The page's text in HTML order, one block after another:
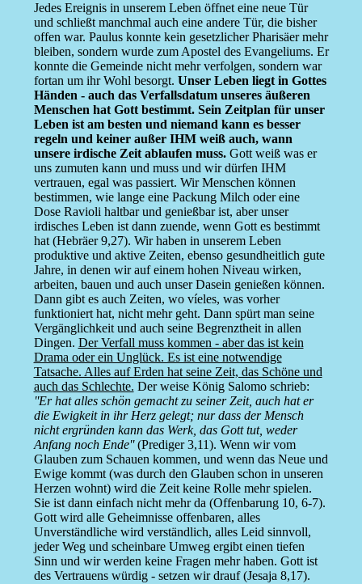
Jedes Ereignis in unserem Leben öffnet eine neue Tür
und schließt manchmal auch eine andere Tür, die bisher
offen war. Paulus konnte kein gesetzlicher Pharisäer mehr
bleiben, sondern wurde zum Apostel des Evangeliums. Er
konnte die Gemeinde nicht mehr verfolgen, sondern war
fortan um ihr Wohl besorgt. Unser Leben liegt in Gottes
Händen - auch das Verfallsdatum unseres äußeren
Menschen hat Gott bestimmt. Sein Zeitplan für unser
Leben ist am besten und niemand kann es besser
regeln und keiner außer IHM weiß auch, wann
unsere irdische Zeit ablaufen muss.Gott weiß was er
uns zumuten kann und muss und wir dürfen IHM
vertrauen, egal was passiert. Wir Menschen können
bestimmen, wie lange eine Packung Milch oder eine
Dose Ravioli haltbar und genießbar ist, aber unser
irdisches Leben ist dann zuende, wenn Gott es bestimmt
hat (Hebräer 9,27). Wir haben in unserem Leben
produktive und aktive Zeiten, ebenso gesundheitlich gute
Jahre, in denen wir auf einem hohen Niveau wirken,
arbeiten, bauen und auch unser Dasein genießen können.
Dann gibt es auch Zeiten, wo víeles, was vorher
funktioniert hat, nicht mehr geht. Dann spürt man seine
Vergänglichkeit und auch seine Begrenztheit in allen
Dingen. Der Verfall muss kommen - aber das ist kein
Drama oder ein Unglück. Es ist eine notwendige
Tatsache. Alles auf Erden hat seine Zeit, das Schöne und
auch das Schlechte. Der weise König Salomo schrieb:
''Er hat alles schön gemacht zu seiner Zeit, auch hat er
die Ewigkeit in ihr Herz gelegt; nur dass der Mensch
nicht ergründen kann das Werk, das Gott tut, weder
Anfang noch Ende''(Prediger 3,11). Wenn wir vom
Glauben zum Schauen kommen, und wenn das Neue und
Ewige kommt (was durch den Glauben schon in unseren
Herzen wohnt) wird die Zeit keine Rolle mehr spielen.
Sie ist dann einfach nicht mehr da (Offenbarung 10, 6-7).
Gott wird alle Geheimnisse offenbaren, alles
Unverständliche wird verständlich, alles Leid sinnvoll,
jeder Weg und scheinbare Umweg ergibt einen tiefen
Sinn und wir werden keine Fragen mehr haben. Gott ist
des Vertrauens würdig - setzen wir drauf (Jesaja 8,17).